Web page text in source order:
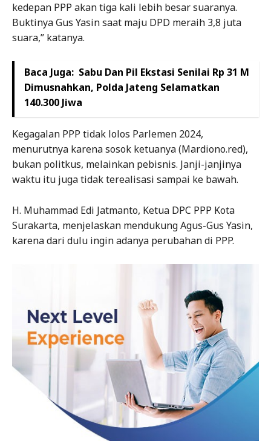
kedepan PPP akan tiga kali lebih besar suaranya.
Buktinya Gus Yasin saat maju DPD meraih 3,8 juta
suara,” katanya.
Baca Juga: Sabu Dan Pil Ekstasi Senilai Rp 31 M
Dimusnahkan, Polda Jateng Selamatkan
140.300 Jiwa
Kegagalan PPP tidak lolos Parlemen 2024,
menurutnya karena sosok ketuanya (Mardiono.red),
bukan politkus, melainkan pebisnis. Janji-janjinya
waktu itu juga tidak terealisasi sampai ke bawah.
H. Muhammad Edi Jatmanto, Ketua DPC PPP Kota
Surakarta, menjelaskan mendukung Agus-Gus Yasin,
karena dari dulu ingin adanya perubahan di PPP.